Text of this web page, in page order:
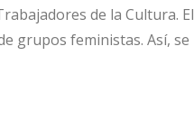
de la Cultura.
grupos feministas. Así,